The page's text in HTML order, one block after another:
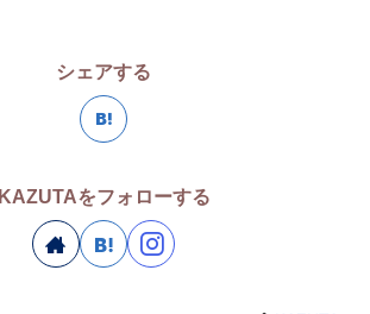
シェアする
KAZUTAをフォローする